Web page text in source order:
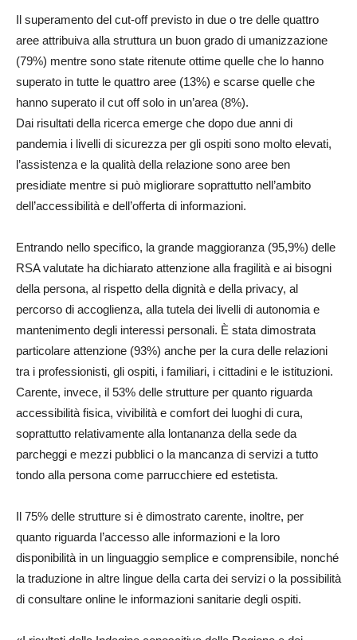
Il superamento del cut-off previsto in due o tre delle quattro
aree attribuiva alla struttura un buon grado di umanizzazione
(79%) mentre sono state ritenute ottime quelle che lo hanno
superato in tutte le quattro aree (13%) e scarse quelle che
hanno superato il cut off solo in un’area (8%).
Dai risultati della ricerca emerge che dopo due anni di
pandemia i livelli di sicurezza per gli ospiti sono molto elevati,
l’assistenza e la qualità della relazione sono aree ben
presidiate mentre si può migliorare soprattutto nell’ambito
dell’accessibilità e dell’offerta di informazioni.
Entrando nello specifico, la grande maggioranza (95,9%) delle
RSA valutate ha dichiarato attenzione alla fragilità e ai bisogni
della persona, al rispetto della dignità e della privacy, al
percorso di accoglienza, alla tutela dei livelli di autonomia e
mantenimento degli interessi personali. È stata dimostrata
particolare attenzione (93%) anche per la cura delle relazioni
tra i professionisti, gli ospiti, i familiari, i cittadini e le istituzioni.
Carente, invece, il 53% delle strutture per quanto riguarda
accessibilità fisica, vivibilità e comfort dei luoghi di cura,
soprattutto relativamente alla lontananza della sede da
parcheggi e mezzi pubblici o la mancanza di servizi a tutto
tondo alla persona come parrucchiere ed estetista.
Il 75% delle strutture si è dimostrato carente, inoltre, per
quanto riguarda l’accesso alle informazioni e la loro
disponibilità in un linguaggio semplice e comprensibile, nonché
la traduzione in altre lingue della carta dei servizi o la possibilità
di consultare online le informazioni sanitarie degli ospiti.